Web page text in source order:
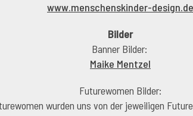
www.menschenskinder-design.de
Bilder
Banner Bilder:
Maike Mentzel
Futurewomen Bilder:
wurden uns von der jeweiligen